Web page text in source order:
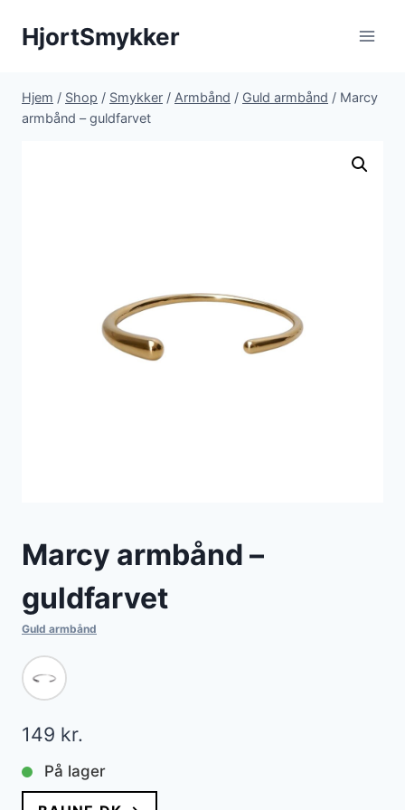
HjortSmykker
Hjem / Shop / Smykker / Armbånd / Guld armbånd / Marcy
armbånd – guldfarvet
Marcy armbånd –
guldfarvet
Guld armbånd
149 kr.
På lager